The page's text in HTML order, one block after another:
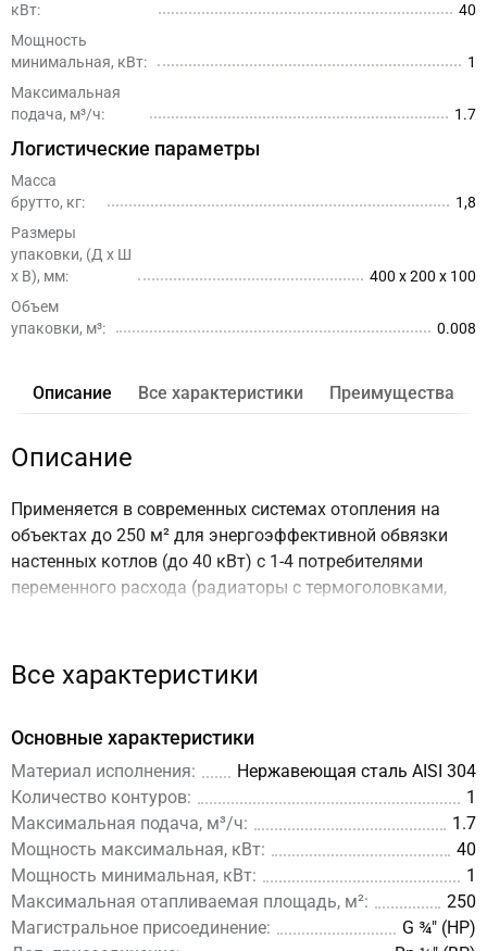
кВт:
40
Мощность
минимальная, кВт:
1
Максимальная
подача, м³/ч:
1.7
Логистические параметры
Масса
брутто, кг:
1,8
Размеры
упаковки, (Д x Ш
х В), мм:
400 x 200 x 100
Объем
упаковки, м³:
0.008
Описание Все характеристики Преимущества
Описание
Применяется в современных системах отопления на
объектах до 250 м² для энергоэффективной обвязки
настенных котлов (до 40 кВт) с 1-4 потребителями
переменного расхода (радиаторы с термоголовками,
сроком службы 50 лет!.
DN20 к системе отопления?
Для распределения на несколько контуров или
объединения нескольких котлов используйте:
модульные коллекторы серии MKSS-40.
Для подключения потребителей используйте:
насосные группы DN20.
Все характеристики
Основные характеристики
Материал исполнения:
Нержавеющая сталь AISI 304
Количество контуров:
1
Максимальная подача, м³/ч:
1.7
Мощность максимальная, кВт:
40
Мощность минимальная, кВт:
1
Максимальная отапливаемая площадь, м²:
250
Магистральное присоединение:
G ¾″ (НР)